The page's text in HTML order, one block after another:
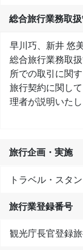
総合旅行業務取
早川巧、新井 悠
総合旅行業務取
所での取引に関
旅行契約に関し
理者が説明いたし
旅行企画・実施
トラベル・スタ
旅行業登録番号
観光庁長官登録